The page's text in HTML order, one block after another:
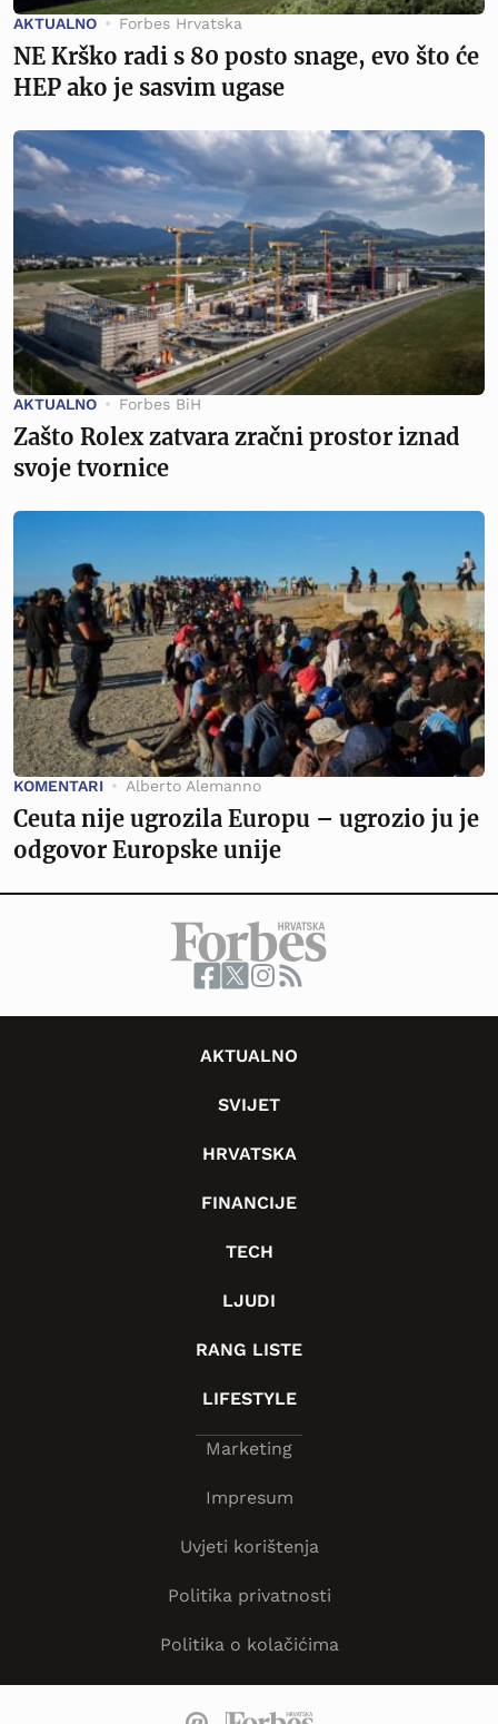
AKTUALNO Forbes Hrvatska
NE Krško radi s 80 posto snage, evo što će
HEP ako je sasvim ugase
AKTUALNO Forbes BiH
Zašto Rolex zatvara zračni prostor iznad
svoje tvornice
KOMENTARI Alberto Alemanno
Ceuta nije ugrozila Europu – ugrozio ju je
odgovor Europske unije
AKTUALNO
SVIJET
HRVATSKA
FINANCIJE
TECH
LJUDI
RANG LISTE
LIFESTYLE
Marketing
Impresum
Uvjeti korištenja
Politika privatnosti
Politika o kolačićima